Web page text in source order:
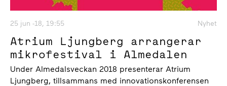
25 jun -18, 19:55 Nyhet
Atrium Ljungberg arrangerar
mikrofestival i Almedalen
Under Almedalsveckan 2018 presenterar Atrium
Ljungberg, tillsammans med innovationskonferensen